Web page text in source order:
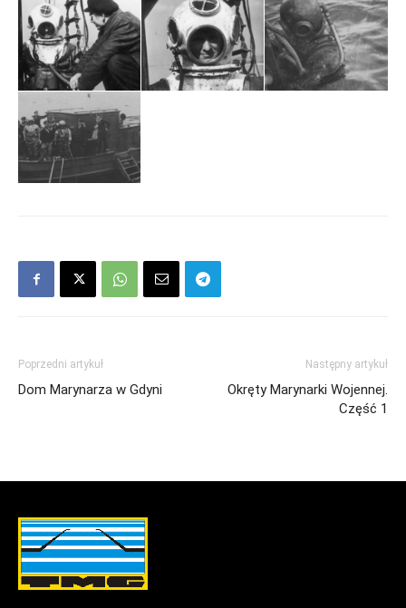
Poprzedni artykuł
Dom Marynarza w Gdyni
Następny artykuł
Okręty Marynarki Wojennej.
Część 1